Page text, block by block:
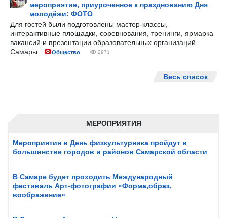
МЕРОПРИЯТИЯ
Мероприятия в День физкультурника пройдут в
большинстве городов и районов Самарской области
В Самаре будет проходить Международный
фестиваль Арт-фотографии «Форма,образ,
воображение»
мероприятие, приуроченное к празднованию Дня
молодёжи: ФОТО
Для гостей были подготовлены мастер-классы,
интерактивные площадки, соревнования, тренинги, ярмарка
вакансий и презентации образовательных организаций
Самары.
Общество 2971
Весь список